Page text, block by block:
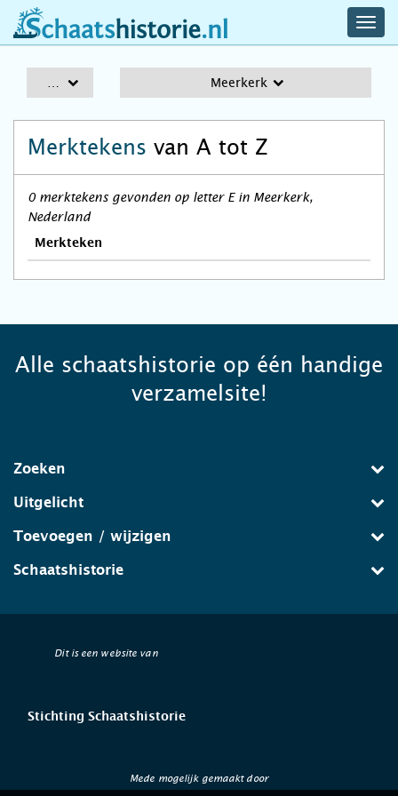
schaatshistorie.nl
Meerkerk
Merktekens van A tot Z
0 merktekens gevonden op letter E in Meerkerk,
Nederland
Merkteken
Alle schaatshistorie op één handige
verzamelsite!
Zoeken
Uitgelicht
Toevoegen / wijzigen
Schaatshistorie
Dit is een website van
Stichting Schaatshistorie
Mede mogelijk gemaakt door